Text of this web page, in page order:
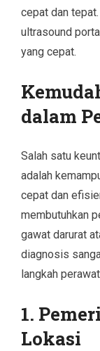
cepat dan
ultrasound
yang cepat.
dalam
Salah satu
adalah
cepat dan
membutuhkan
gawat darurat
diagnosis
langkah
1.
Lokasi